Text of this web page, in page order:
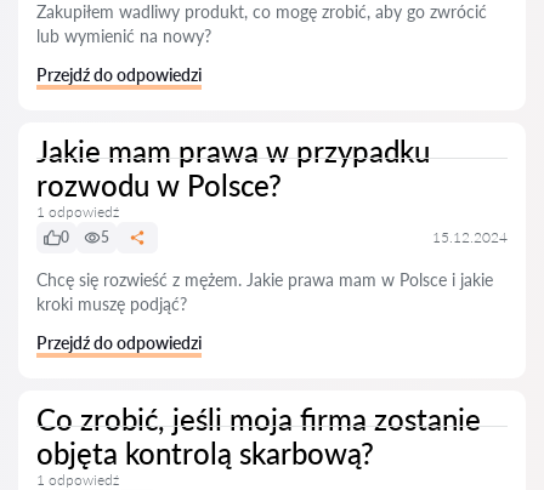
Zakupiłem wadliwy produkt, co mogę zrobić, aby go zwrócić
lub wymienić na nowy?
Przejdź do odpowiedzi
Jakie mam prawa w przypadku
rozwodu w Polsce?
1 odpowiedź
0
5 15.12.2024
Chcę się rozwieść z mężem. Jakie prawa mam w Polsce i jakie
kroki muszę podjąć?
Przejdź do odpowiedzi
Co zrobić, jeśli moja firma zostanie
objęta kontrolą skarbową?
1 odpowiedź